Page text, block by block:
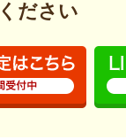
ださい